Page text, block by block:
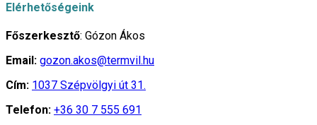
Elérhetőségeink
Főszerkesztő: Gózon Ákos
Email: gozon.akos@termvil.hu
Cím: 1037 Szépvölgyi út 31.
Telefon: +36 30 7 555 691